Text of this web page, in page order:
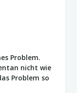
Problem.
nicht wie
Problem so